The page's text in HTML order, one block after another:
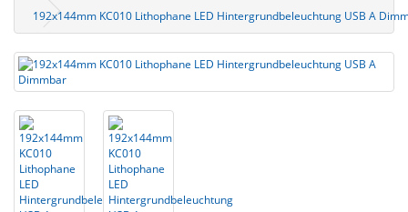
192x144mm KC010 Lithophane LED Hintergrundbeleuchtung USB A